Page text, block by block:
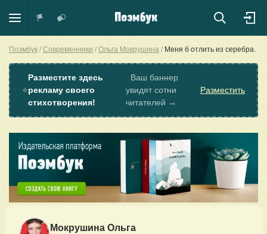
Поэмбук Современники Ольга Мокрушина Меня б отлить из серебра.
⭐
Разместите здесь
рекламу своего
стихотворения!
Ваш баннер
увидят сотни
читателей →
Разместить
Мокрушина Ольга